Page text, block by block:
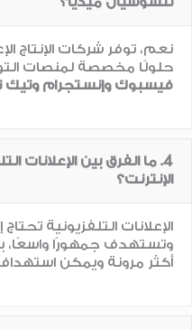
نعم، توفر شركات الإنتاج
حلولًا مخصصة لمنصات
فيسبوك وإنستجرام وتيك
4. ما الفرق بين الإعلانات
الإنترنت؟
الإعلانات التلفزيونية تحتاج
وتستهدف جمهورًا واسعًا،
أكثر مرونة ويمكن